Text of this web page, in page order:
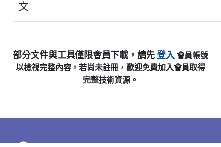
文
部分文件與工具僅限會員下載，請先登入 會員帳號
以檢視完整內容。若尚未註冊，歡迎免費加入會員取得
完整技術資源。